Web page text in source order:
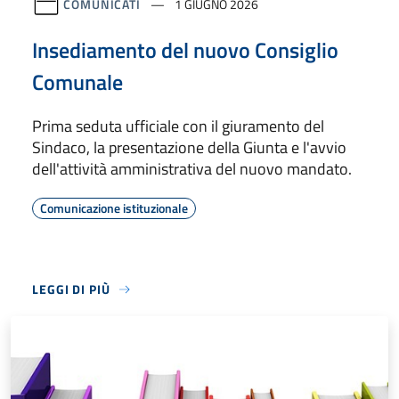
Insediamento del nuovo Consiglio
Comunale
Prima seduta ufficiale con il giuramento del
Sindaco, la presentazione della Giunta e l'avvio
dell'attività amministrativa del nuovo mandato.
Comunicazione istituzionale
LEGGI DI PIÙ